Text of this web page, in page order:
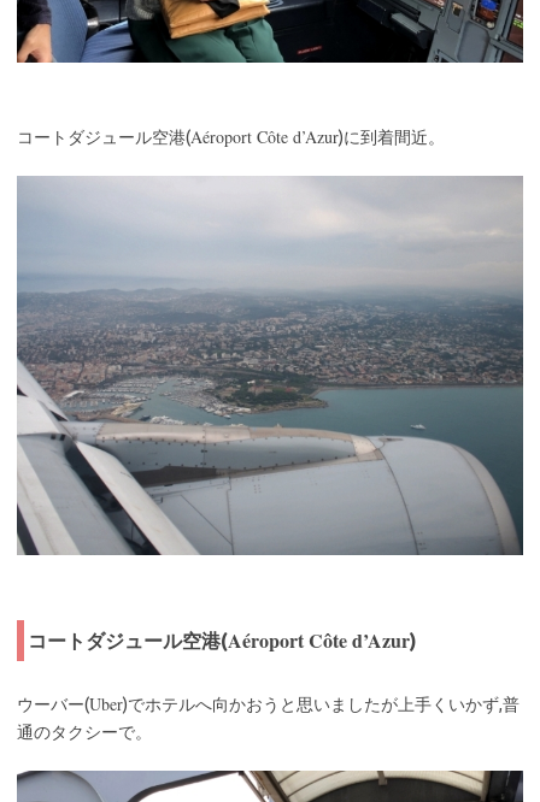
コートダジュール空港(Aéroport Côte d’Azur)に到着間近。
コートダジュール空港(Aéroport Côte d’Azur)
ウーバー(Uber)でホテルへ向かおうと思いましたが上手くいかず,普
通のタクシーで。